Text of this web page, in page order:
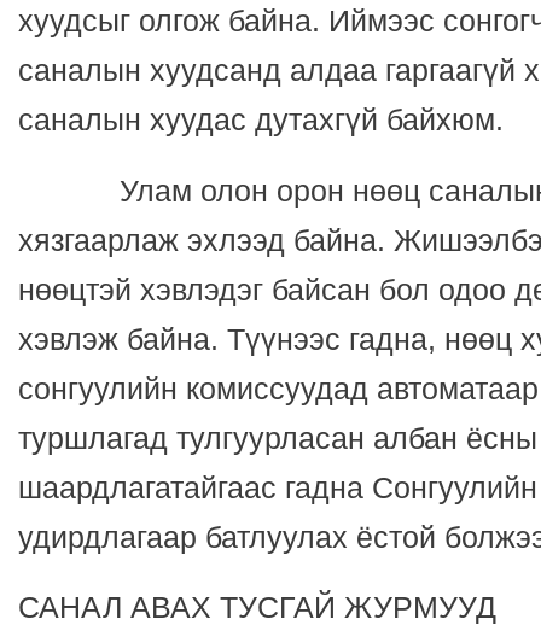
хуудсыг олгож байна. Иймээс
саналын хуудсанд алдаа гаргаагүй
саналын хуудас дутахгүй байхюм.
Улам олон орон нөөц саналын
хязгаарлаж эхлээд байна.
нөөцтэй хэвлэдэг байсан бол одоо
хэвлэж байна. Түүнээс гадна, нөөц
сонгуулийн комиссуудад
туршлагад тулгуурласан албан ёсны
шаардлагатайгаас гадна
удирдлагаар батлуулах ёстой
САНАЛ АВАХ ТУСГАЙ ЖУРМУУД